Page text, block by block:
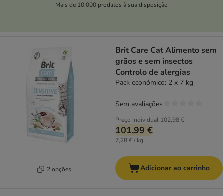
Mais de 10.000 produtos à sua disposição
2 opções
Brit Care Cat Alimento sem
grãos e sem insectos
Controlo de alergias
Pack económico: 2 x 7 kg
Preço individual 102,98 €
101,99 €
7,28 € / kg
Sem avaliações
Adicionar ao carrinho